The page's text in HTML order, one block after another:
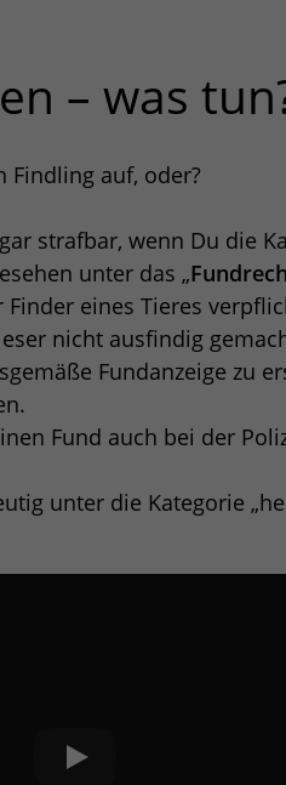
– was
Findling auf, oder?
strafbar, wenn Du die
unter das „
Finder eines Tieres
nicht ausfindig
Fundanzeige zu
Fund auch bei der
unter die Kategorie